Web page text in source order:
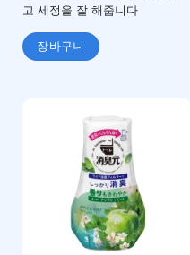
고 세정을 잘 해줍니다
장바구니